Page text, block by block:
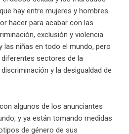
hay entre mujeres y hombres.
hacer para acabar con las
exclusión y violencia
las niñas en todo el mundo, pero
sectores de la
y la desigualdad de
algunos de los anunciantes
y ya están tomando medidas
de género de sus